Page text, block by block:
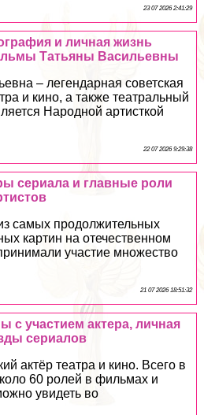
23 07 2026 2:41:29
и личная жизнь
Татьяны Васильевны
– легендарная советская
и кино, а также театральный
Народной артисткой
22 07 2026 9:29:38
сериала и главные роли
самых продолжительных
картин на отечественном
участие множество
21 07 2026 18:51:32
участием актера, личная
сериалов
актёр театра и кино. Всего в
60 ролей в фильмах и
увидеть во